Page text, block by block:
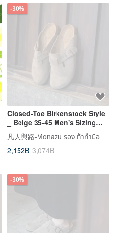
-30%
Closed-Toe Birkenstock Style
_ Beige 35-45 Men's Sizing
Product Page
凡人與路-Monazu รองเท้าทำมือ
2,152฿ 3,074฿
-30%